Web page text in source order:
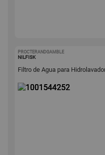
PROCTERANDGAMBLE
NILFISK
Filtro de Agua para